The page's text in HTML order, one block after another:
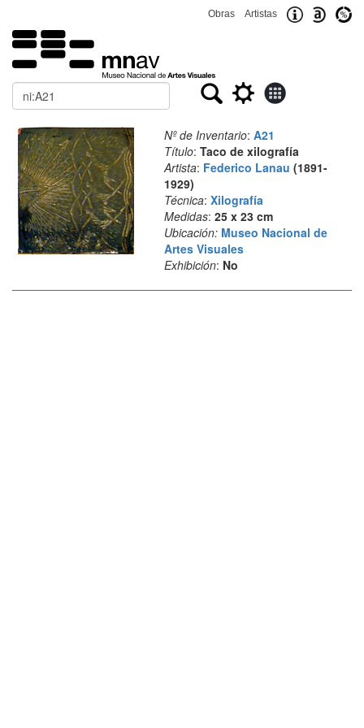
Obras Artistas
Buscar
Nº de Inventario: A21
Título: Taco de xilografía
Artista: Federico Lanau (1891-
1929)
Técnica: Xilografía
Medidas: 25 x 23 cm
Ubicación: Museo Nacional de
Artes Visuales
Exhibición: No